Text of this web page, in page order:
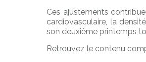
Ces ajustements
cardiovasculaire, la
son deuxième printemps
Retrouvez le contenu